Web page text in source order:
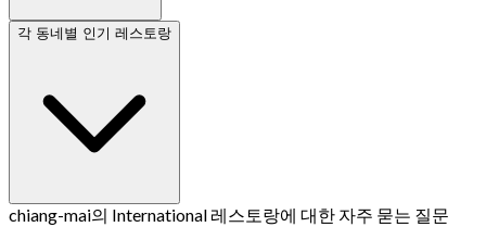
각 동네별 인기 레스토랑
chiang-mai의 International 레스토랑에 대한 자주 묻는 질문